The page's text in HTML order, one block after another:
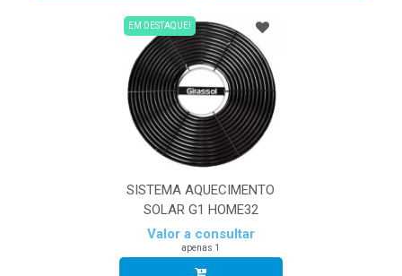
EM DESTAQUE!
SISTEMA AQUECIMENTO
SOLAR G1 HOME32
Valor a consultar
apenas 1